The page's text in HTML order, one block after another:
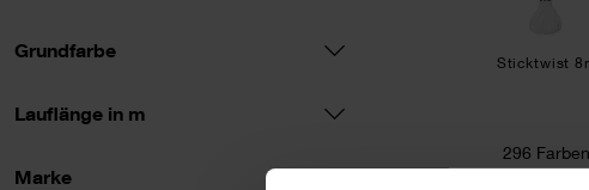
Grundfarbe
Lauflänge in m
Marke
Sticktwist
296 Farben